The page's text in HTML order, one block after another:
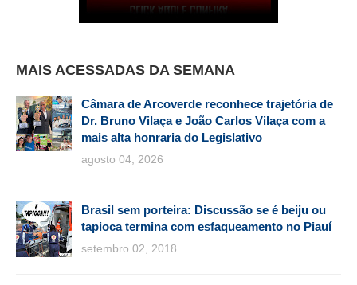
MAIS ACESSADAS DA SEMANA
Câmara de Arcoverde reconhece trajetória de
Dr. Bruno Vilaça e João Carlos Vilaça com a
mais alta honraria do Legislativo
agosto 04, 2026
Brasil sem porteira: Discussão se é beiju ou
tapioca termina com esfaqueamento no Piauí
setembro 02, 2018